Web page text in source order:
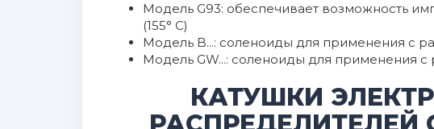
Модель G93: обеспечивает возможность
(155° C)
Модель B...: соленоиды для применения с
Модель GW...: соленоиды для применения
КАТУШКИ